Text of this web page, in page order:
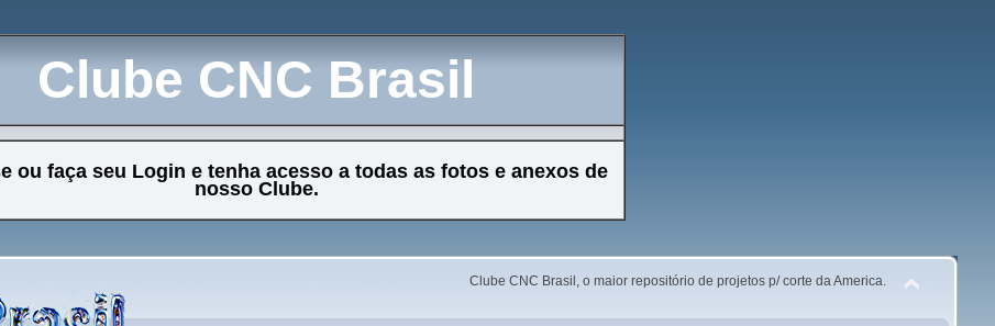
Clube CNC Brasil
ou faça seu Login e tenha acesso a todas as fotos e anexos de
nosso Clube.
Clube CNC Brasil, o maior repositório de projetos p/ corte da America.